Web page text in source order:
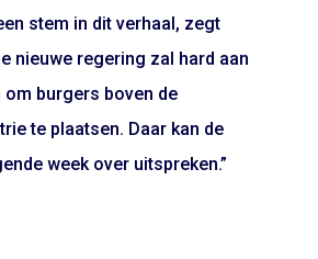
stem in dit verhaal, zegt
nieuwe regering zal hard aan
burgers boven de
te plaatsen. Daar kan de
week over uitspreken.”